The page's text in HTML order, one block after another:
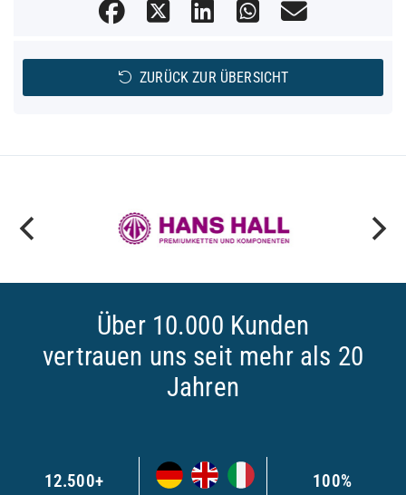
ZURÜCK ZUR ÜBERSICHT
Über 10.000 Kunden
vertrauen uns seit mehr als 20
Jahren
12.500+ 100%